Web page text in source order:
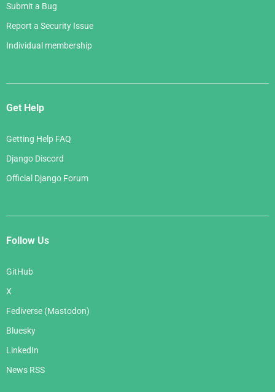
Submit a Bug
Report a Security Issue
Individual membership
Get Help
Getting Help FAQ
Django Discord
Official Django Forum
Follow Us
GitHub
X
Fediverse (Mastodon)
Bluesky
LinkedIn
News RSS